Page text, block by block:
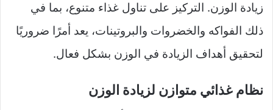
زيادة الوزن. التركيز على تناول غذاء متنوع، بما في
ذلك الفواكه والخضروات والبروتينات، يعد أمرًا ضروريًا
لتحقيق أهداف الزيادة في الوزن بشكل فعال.
نظام غذائي متوازن لزيادة الوزن